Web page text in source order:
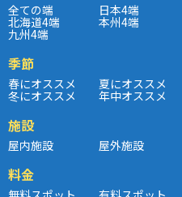
全ての端 日本4端
北海道4端 本州4端
九州4端
季節
春にオススメ 夏にオススメ
冬にオススメ 年中オススメ
施設
屋内施設 屋外施設
料金